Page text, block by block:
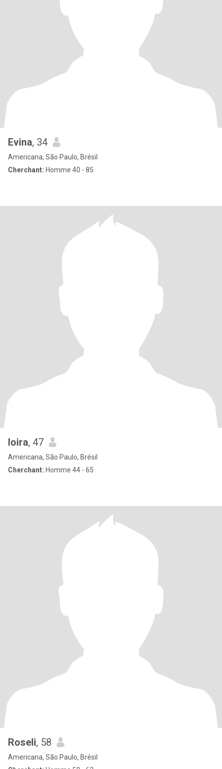
Evina, 34
Americana, São Paulo, Brésil
Cherchant: Homme 40 - 85
loira, 47
Americana, São Paulo, Brésil
Cherchant: Homme 44 - 65
Roseli, 58
Americana, São Paulo, Brésil